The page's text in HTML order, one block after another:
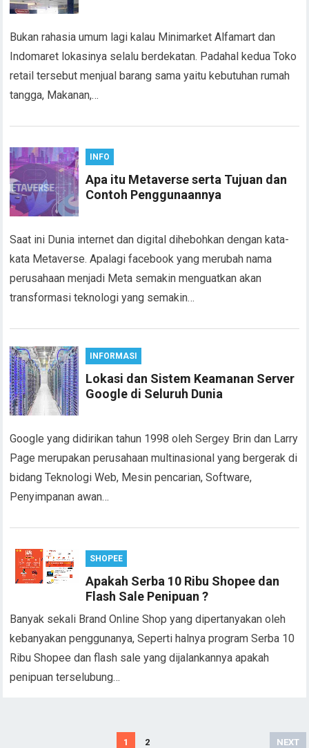
Bukan rahasia umum lagi kalau Minimarket Alfamart dan
Indomaret lokasinya selalu berdekatan. Padahal kedua Toko
retail tersebut menjual barang sama yaitu kebutuhan rumah
tangga, Makanan,…
INFO
Apa itu Metaverse serta Tujuan dan
Contoh Penggunaannya
Saat ini Dunia internet dan digital dihebohkan dengan kata-
kata Metaverse. Apalagi facebook yang merubah nama
perusahaan menjadi Meta semakin menguatkan akan
transformasi teknologi yang semakin…
INFORMASI
Lokasi dan Sistem Keamanan Server
Google di Seluruh Dunia
Google yang didirikan tahun 1998 oleh Sergey Brin dan Larry
Page merupakan perusahaan multinasional yang bergerak di
bidang Teknologi Web, Mesin pencarian, Software,
Penyimpanan awan…
SHOPEE
Apakah Serba 10 Ribu Shopee dan
Flash Sale Penipuan ?
Banyak sekali Brand Online Shop yang dipertanyakan oleh
kebanyakan penggunanya, Seperti halnya program Serba 10
Ribu Shopee dan flash sale yang dijalankannya apakah
penipuan terselubung…
1 2 NEXT